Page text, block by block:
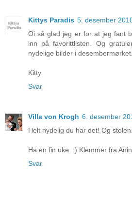
Kittys Paradis 5. desember
Oi så glad jeg er for at jeg fant
inn på favorittlisten. Og
nydelige bilder i
Kitty
Svar
Villa von Krogh 6. desember
Helt nydelig du har det! Og
Ha en fin uke. :) Klemmer fra
Svar